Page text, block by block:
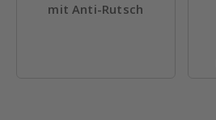
mit Anti-Rutsch